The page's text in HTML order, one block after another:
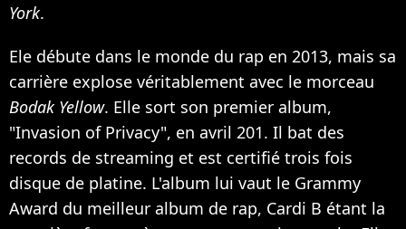
York.
Ele débute dans le monde du rap en 2013, mais sa
carrière explose véritablement avec le morceau
Bodak Yellow. Elle sort son premier album,
"Invasion of Privacy", en avril 201. Il bat des
records de streaming et est certifié trois fois
disque de platine. L'album lui vaut le Grammy
Award du meilleur album de rap, Cardi B étant la